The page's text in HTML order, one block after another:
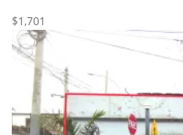
$1,701